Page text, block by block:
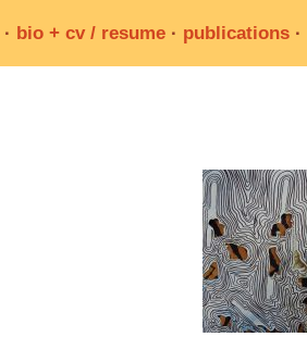
· bio + cv / resume · publications ·